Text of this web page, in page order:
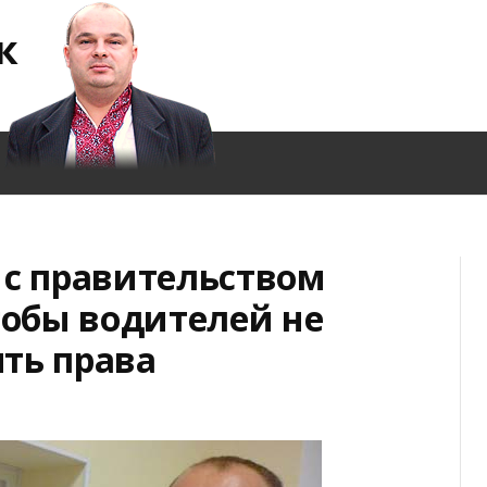
правительством
водителей не
права